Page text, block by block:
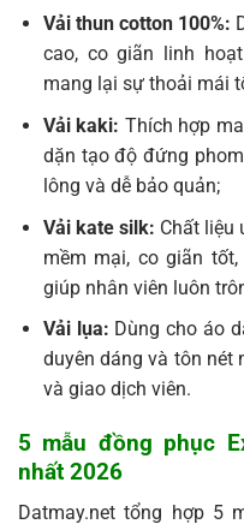
Vải thun cotton 100%:
cao, co giãn linh
mang lại sự thoải mái
Vải kaki: Thích hợp
dặn tạo độ đứng
lông và dễ bảo quản;
Vải kate silk: Chất liệu
mềm mại, co giãn
giúp nhân viên luôn
Vải lụa: Dùng cho áo
duyên dáng và tôn nét
và giao dịch viên.
5 mẫu đồng phục
nhất 2026
Datmay.net tổng hợp 5